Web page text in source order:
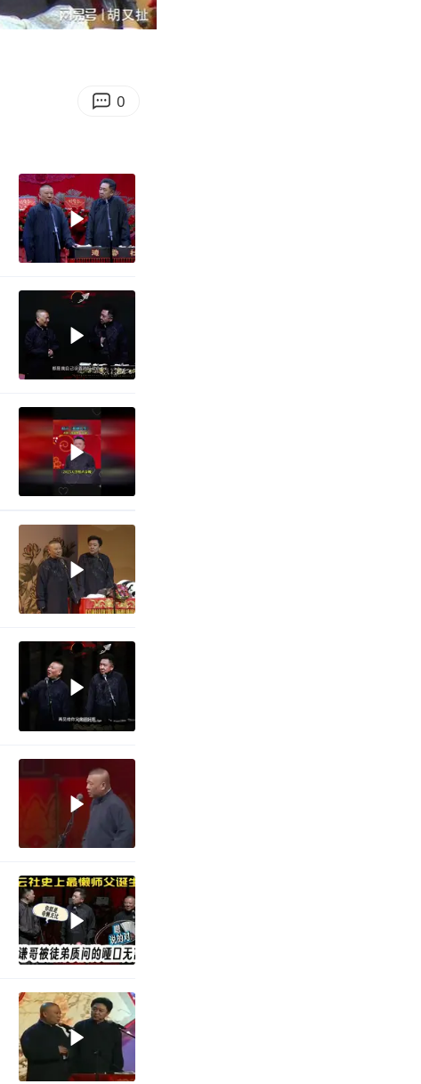
18:15
Enter
0